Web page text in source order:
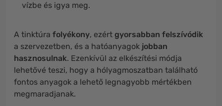
vízbe és igya meg.
A tinktúra folyékony, ezért gyorsabban felszívódik
a szervezetben, és a hatóanyagok jobban
hasznosulnak. Ezenkívül az elkészítési módja
lehetővé teszi, hogy a hólyagmoszatban található
fontos anyagok a lehető legnagyobb mértékben
megmaradjanak.